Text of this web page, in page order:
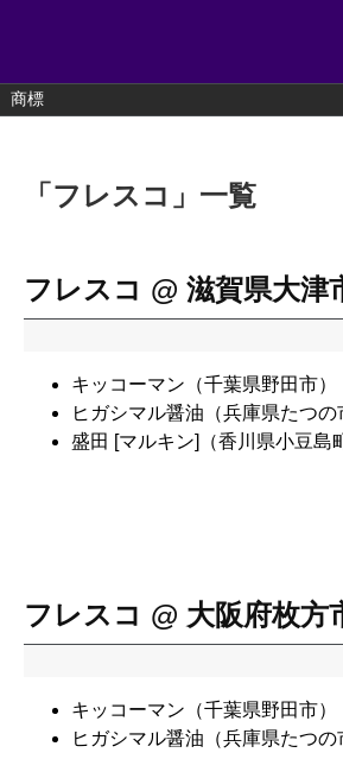
商標
「 フレスコ 」 一覧
フレスコ @ 滋賀県大津
キッコーマン（千葉県野田市）
ヒガシマル醤油（兵庫県たつの
盛田 [マルキン]（香川県小豆島
フレスコ @ 大阪府枚方
キッコーマン（千葉県野田市）
ヒガシマル醤油（兵庫県たつの